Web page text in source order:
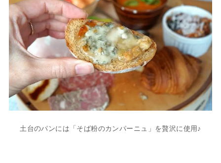
土台のパンには「そば粉のカンパーニュ」を贅沢に使用♪